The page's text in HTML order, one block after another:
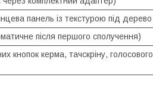
панель із текстурою під дерево
після першого сполучення)
кнопок керма, тачскріну, голосового